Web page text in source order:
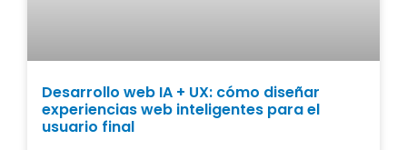
Desarrollo web IA + UX: cómo diseñar
experiencias web inteligentes para el
usuario final